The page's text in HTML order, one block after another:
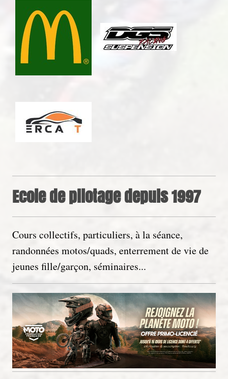
Ecole de pilotage depuis 1997
Cours collectifs, particuliers, à la séance,
randonnées motos/quads, enterrement de vie de
jeunes fille/garçon, séminaires...